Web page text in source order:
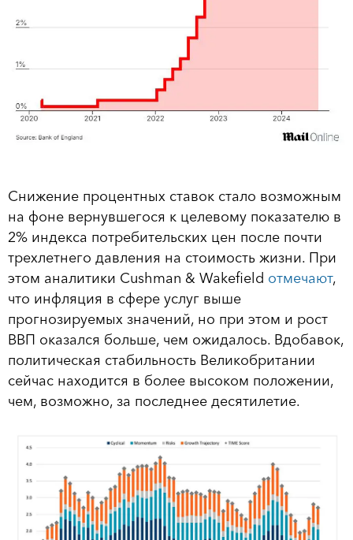
Снижение процентных ставок стало возможным
на фоне вернувшегося к целевому показателю в
2% индекса потребительских цен после почти
трехлетнего давления на стоимость жизни. При
этом аналитики Cushman & Wakefield отмечают,
что инфляция в сфере услуг выше
прогнозируемых значений, но при этом и рост
ВВП оказался больше, чем ожидалось. Вдобавок,
политическая стабильность Великобритании
сейчас находится в более высоком положении,
чем, возможно, за последнее десятилетие.